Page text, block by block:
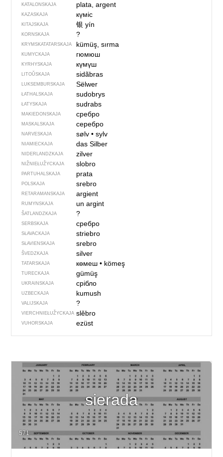
KATALONSKAJA plata, argent
KAZASKAJA күміс
KITAJSKAJA 银yín
KORNSKAJA ?
KRYMSKA­TATARSKAJA kümüş, sırma
KUMYCKAJA гюмюш
KYRHYSKAJA күмүш
LITOŬSKAJA sidãbras
LUKSEMBURSKAJA Sëlwer
ŁATHALSKAJA sudobrys
ŁATYSKAJA sudrabs
MAKIEDONSKAJA сребро
MASKALSKAJA серебро
NARVESKAJA sølv• sylv
NIAMIECKAJA das Silber
NIDERLANDZKAJA zilver
NIŽNIEŁUŽYCKAJA slobro
PARTUHALSKAJA prata
POLSKAJA srebro
RETARAMANSKAJA argient
RUMYNSKAJA un argint
ŠATLANDZKAJA ?
SERBSKAJA сребро
SŁAVACKAJA striebro
SŁAVIENSKAJA srebro
ŠVEDZKAJA silver
TATARSKAJA көмеш• kömeş
TURECKAJA gümüş
UKRAINSKAJA срібло
UZBECKAJA kumush
VALIJSKAJA ?
VIERCHNIE­ŁUŽYCKAJA slěbro
VUHORSKAJA ezüst
sierada
571